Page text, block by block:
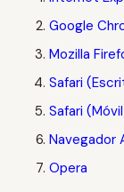
Google
Mozilla
Safari
Safari
Navegador
Opera